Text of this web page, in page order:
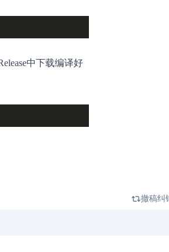
中下载编译好
撤稿纠